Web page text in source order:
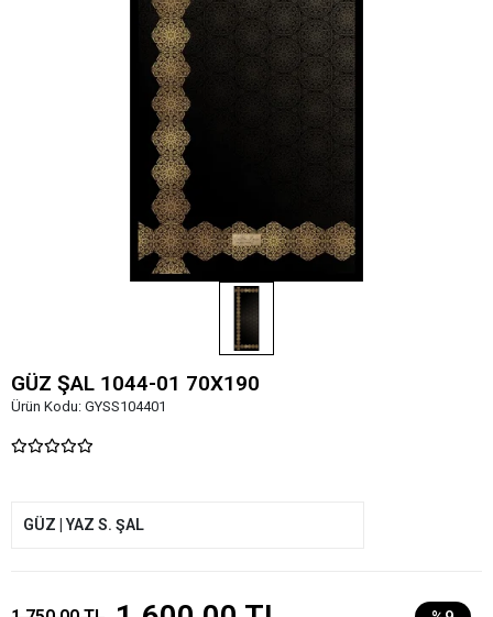
GÜZ ŞAL 1044-01 70X190
Ürün Kodu: GYSS104401
GÜZ | YAZ S. ŞAL